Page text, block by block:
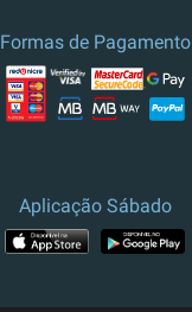
Formas de Pagamento
Aplicação Sábado